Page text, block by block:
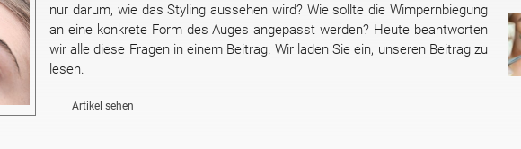
nur darum, wie das Styling aussehen wird? Wie sollte die Wimpernbiegung
an eine konkrete Form des Auges angepasst werden? Heute beantworten
wir alle diese Fragen in einem Beitrag. Wir laden Sie ein, unseren Beitrag zu
lesen.
Artikel sehen